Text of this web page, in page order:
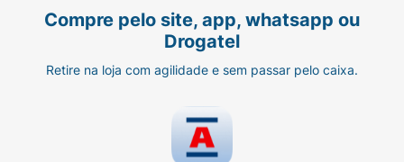
Compre pelo site, app, whatsapp ou
Drogatel
Retire na loja com agilidade e sem passar pelo caixa.